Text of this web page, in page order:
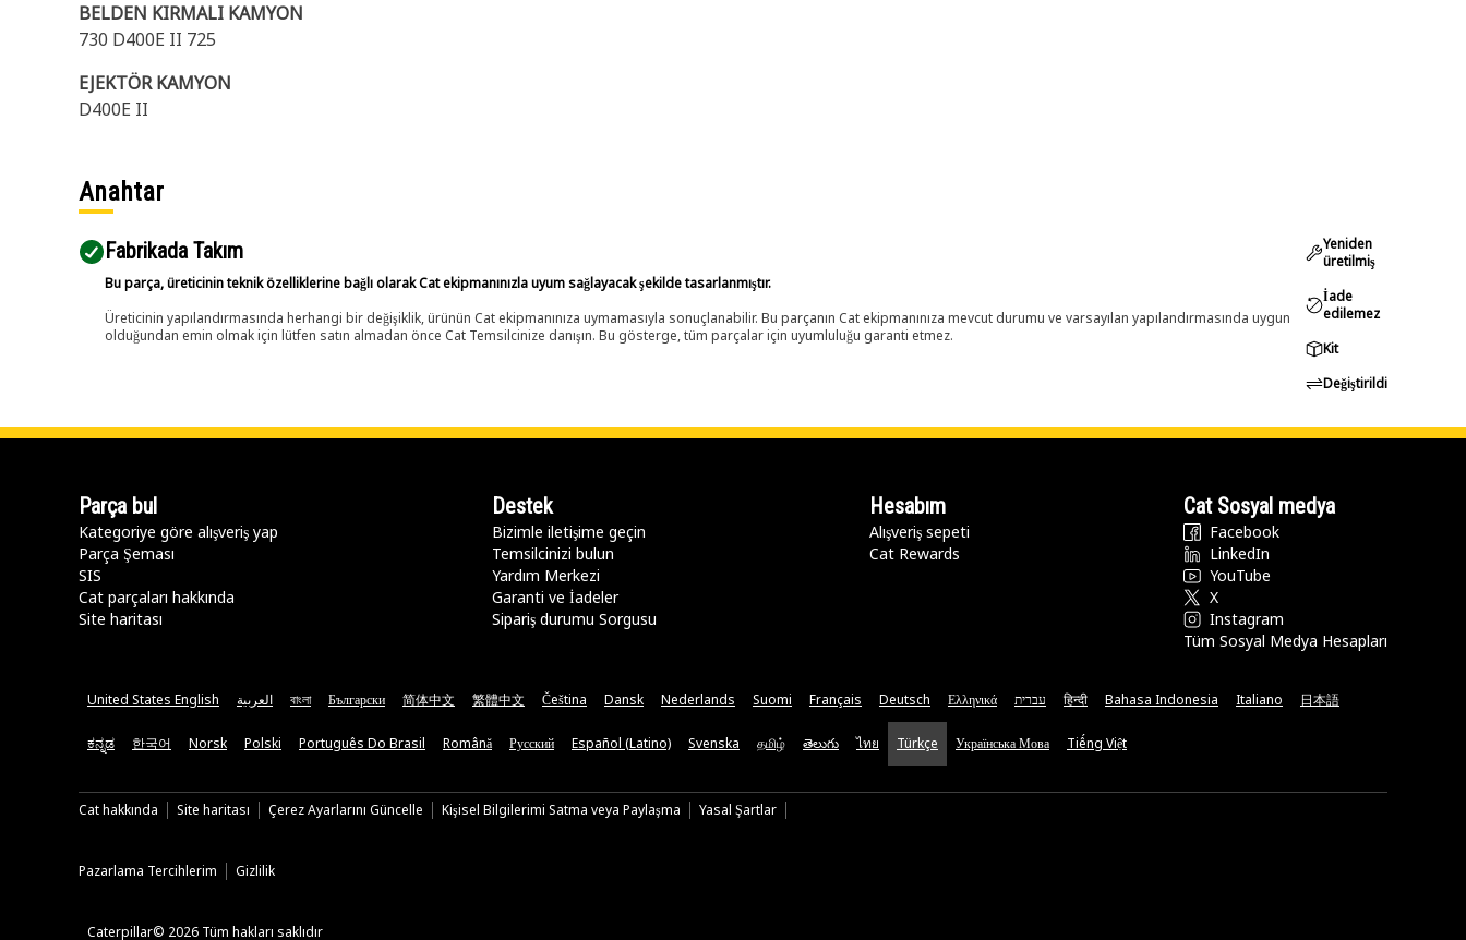
BELDEN KIRMALI KAMYON
730 D400E II 725
EJEKTÖR KAMYON
D400E II
Anahtar
Fabrikada Takım
Bu parça, üreticinin teknik özelliklerine bağlı olarak Cat ekipmanınızla uyum sağlayacak şekilde tasarlanmıştır.
Üreticinin yapılandırmasında herhangi bir değişiklik, ürünün Cat ekipmanınıza uymamasıyla sonuçlanabilir. Bu parçanın Cat ekipmanınıza mevcut durumu ve varsayılan yapılandırmasında uygun
olduğundan emin olmak için lütfen satın almadan önce Cat Temsilcinize danışın. Bu gösterge, tüm parçalar için uyumluluğu garanti etmez.
Yeniden
üretilmiş
İade
edilemez
Kit
Değiştirildi
Parça bul
Kategoriye göre alışveriş yap
Parça Şeması
SIS
Cat parçaları hakkında
Site haritası
Destek
Bizimle iletişime geçin
Temsilcinizi bulun
Yardım Merkezi
Garanti ve İadeler
Sipariş durumu Sorgusu
Hesabım
Alışveriş sepeti
Cat Rewards
Cat Sosyal medya
Facebook
LinkedIn
YouTube
X
Instagram
Tüm Sosyal Medya Hesapları
United States English العربية বাংলা Български 简体中文 繁體中文 Čeština Dansk Nederlands Suomi Français Deutsch Ελληνικά עברית हिन्दी Bahasa Indonesia Italiano 日本語
ಕನ್ನಡ 한국어 Norsk Polski Português Do Brasil Română Русский Español (Latino) Svenska தமிழ் తెలుగు ไทย Türkçe Українська Мова Tiếng Việt
Cat hakkında Site haritası Çerez Ayarlarını Güncelle Kişisel Bilgilerimi Satma veya Paylaşma Yasal Şartlar
Pazarlama Tercihlerim Gizlilik
Caterpillar© 2026 Tüm hakları saklıdır